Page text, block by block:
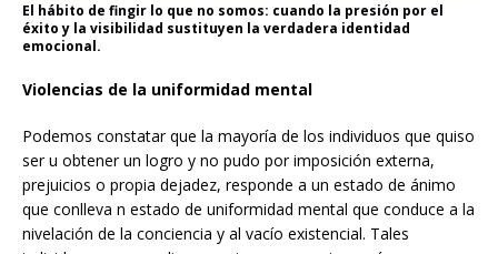
El hábito de fingir lo que no somos: cuando la presión por el
éxito y la visibilidad sustituyen la verdadera identidad
emocional.
Violencias de la uniformidad mental
Podemos constatar que la mayoría de los individuos que quiso
ser u obtener un logro y no pudo por imposición externa,
prejuicios o propia dejadez, responde a un estado de ánimo
que conlleva n estado de uniformidad mental que conduce a la
nivelación de la conciencia y al vacío existencial. Tales